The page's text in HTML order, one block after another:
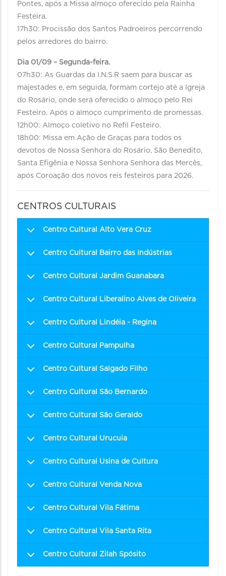
Pontes, após a Missa almoço oferecido pela Rainha
Festeira.
17h30: Procissão dos Santos Padroeiros percorrendo
pelos arredores do bairro.
Dia 01/09 – Segunda-feira.
07h30: As Guardas da I.N.S.R saem para buscar as
majestades e, em seguida, formam cortejo até a Igreja
do Rosário, onde será oferecido o almoço pelo Rei
Festeiro. Após o almoço cumprimento de promessas.
12h00: Almoço coletivo no Refil Festeiro.
18h00: Missa em Ação de Graças para todos os
devotos de Nossa Senhora do Rosário, São Benedito,
Santa Efigênia e Nossa Senhora Senhora das Mercês,
após Coroação dos novos reis festeiros para 2026.
CENTROS CULTURAIS
Centro Cultural Alto Vera Cruz
Centro Cultural Bairro das Indústrias
Centro Cultural Jardim Guanabara
Centro Cultural Liberalino Alves de Oliveira
Centro Cultural Lindéia - Regina
Centro Cultural Pampulha
Centro Cultural Salgado Filho
Centro Cultural São Bernardo
Centro Cultural São Geraldo
Centro Cultural Urucuia
Centro Cultural Usina de Cultura
Centro Cultural Venda Nova
Centro Cultural Vila Fátima
Centro Cultural Vila Santa Rita
Centro Cultural Zilah Spósito